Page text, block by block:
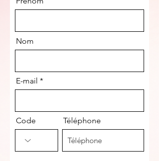
Nom
E-mail
Code Téléphone